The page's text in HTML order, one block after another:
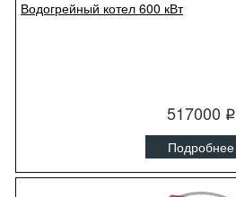
Водогрейный котел 600 кВт
517000 q
Подробнее